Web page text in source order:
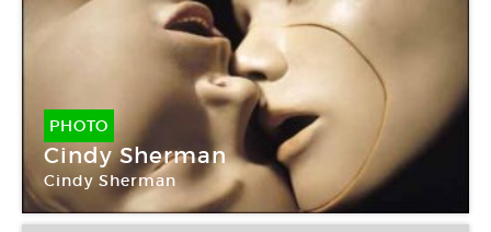
PHOTO
Cindy Sherman
Cindy Sherman